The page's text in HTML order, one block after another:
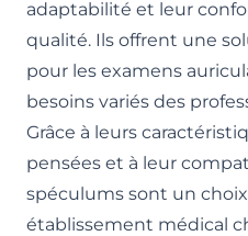
adaptabilité et leur
qualité. Ils offrent une
pour les examens
besoins variés des
Grâce à leurs
pensées et à leur
spéculums sont un
établissement médical